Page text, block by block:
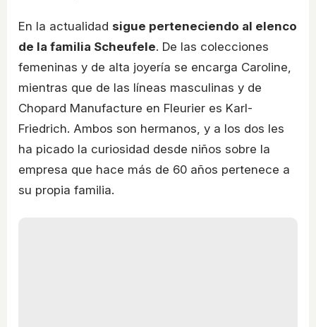
En la actualidad sigue perteneciendo al elenco
de la familia Scheufele. De las colecciones
femeninas y de alta joyería se encarga Caroline,
mientras que de las líneas masculinas y de
Chopard Manufacture en Fleurier es Karl-
Friedrich. Ambos son hermanos, y a los dos les
ha picado la curiosidad desde niños sobre la
empresa que hace más de 60 años pertenece a
su propia familia.